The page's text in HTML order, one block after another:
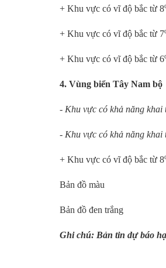
+ Khu vực có vĩ độ bắc từ 8
+ Khu vực có vĩ độ bắc từ 7
+ Khu vực có vĩ độ bắc từ 6
4. Vùng biển Tây Nam bộ
- Khu vực có khả năng
- Khu vực có khả năng
+ Khu vực có vĩ độ bắc từ 8
Bản đồ màu
Bản đồ đen trắng
Ghi chú: Bản tin dự báo